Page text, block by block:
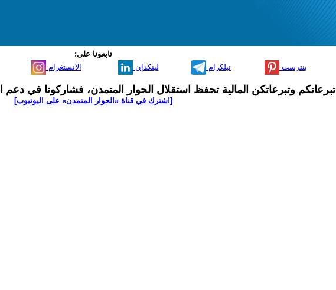
تابعونا على:
الانستغرام لينكدإن تيلكرام بنترست
تبرعاتكم وتبرعاتكن المالية تحفظ استقلال الحوار المتمدن، فشاركونا في دعم
[اشترك في قناة ‫«الحوار المتمدن» على اليوتيوب]